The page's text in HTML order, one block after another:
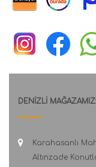
DENİZLİ
Karahasanlı
Altınzade